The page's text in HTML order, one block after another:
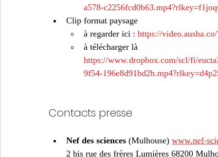
a578-
Clip format paysage
à regarder ici : https://
à télécharger là
https://www.dropbox.com/scl/fi/
9f54-
Contacts presse
Nef des sciences (Mulhouse) www.nef-
2 bis rue des frères Lumières 68200